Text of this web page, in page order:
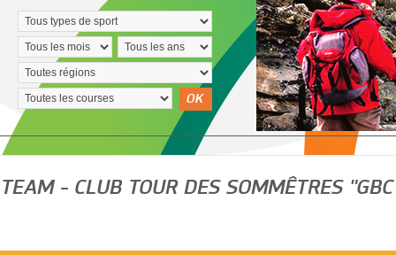
OK
TEAM - CLUB TOUR DES SOMMÊTRES